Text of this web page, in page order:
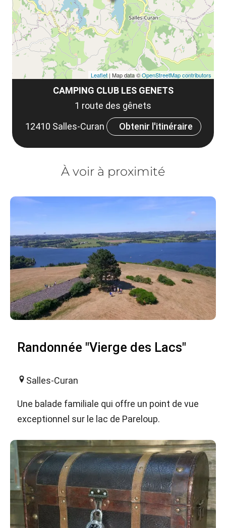
CAMPING CLUB LES GENETS
1 route des gênets
12410 Salles-Curan
Obtenir l'itinéraire
Leaflet | Map data ©OpenStreetMap contributors
À voir à proximité
Randonnée "Vierge des Lacs"
Salles-Curan
Une balade familiale qui offre un point de vue
exceptionnel sur le lac de Pareloup.